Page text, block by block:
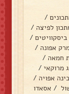
/
לפיצה /
/
אפונה /
חמאה /
מרוקאי /
אפויה /
/ אסאדו